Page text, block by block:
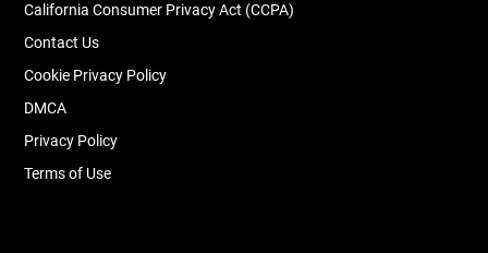
California Consumer Privacy Act (CCPA)
Contact Us
Cookie Privacy Policy
DMCA
Privacy Policy
Terms of Use